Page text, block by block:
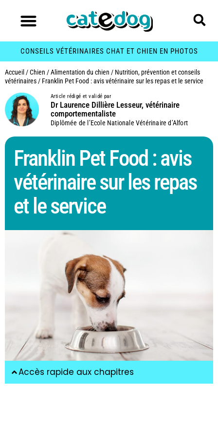
CONSEILS VÉTÉRINAIRES CHAT ET CHIEN EN PHOTOS
Accueil /Chien /Alimentation du chien / Nutrition, prévention et conseils
vétérinaires / Franklin Pet Food : avis vétérinaire sur les repas et le service
Article rédigé et validé par
Dr Laurence Dillière Lesseur, vétérinaire
comportementaliste
Diplômée de l’Ecole Nationale Vétérinaire d’Alfort
Franklin Pet Food : avis
vétérinaire sur les repas
et le service
Accès rapide aux chapitres